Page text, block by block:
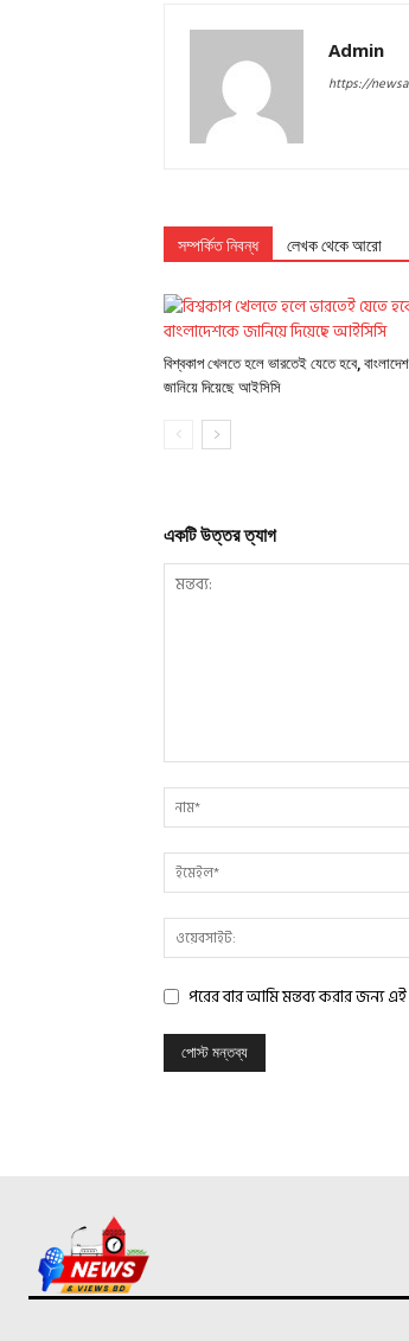
Admin
https://
সম্পর্কিত নিবন্ধ লেখক থেকে আরো
বিশ্বকাপ খেলতে হলে ভারতেই যেতে হবে,
জানিয়ে দিয়েছে আইসিসি
একটি উত্তর ত্যাগ
পরের বার আমি মন্তব্য করার জন্য